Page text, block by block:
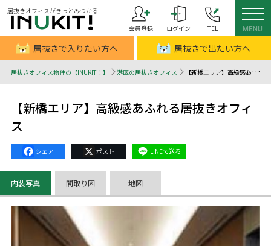
居抜きオフィスがきっとみつかる
会員登録
ログイン TEL MENU
居抜きで入りたい方へ 居抜きで出たい方へ
居抜きオフィス物件の【INUKIT！】 港区の居抜きオフィス 【新橋エリア】高級感あふれる居抜きオフィス - 居抜きオフィスはINUKIT！（イヌキット）
【新橋エリア】高級感あふれる居抜きオフィ
ス
Facebook
X Line
内装写真 間取り図 地図